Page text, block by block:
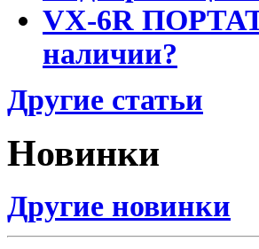
VX-6R
наличии?
Другие статьи
Новинки
Другие новинки